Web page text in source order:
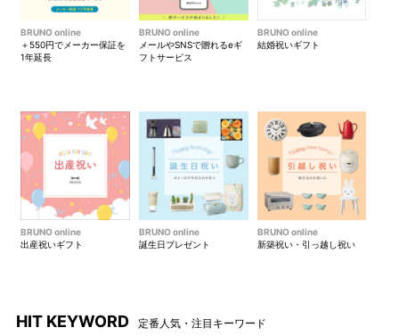
BRUNO online
＋550円でメーカー保証を
1年延長
BRUNO online
メールやSNSで贈れるeギ
フトサービス
BRUNO online
結婚祝いギフト
BRUNO online
出産祝いギフト
BRUNO online
誕生日プレゼント
BRUNO online
新築祝い・引っ越し祝い
HIT KEYWORD 定番人気・注目キーワード